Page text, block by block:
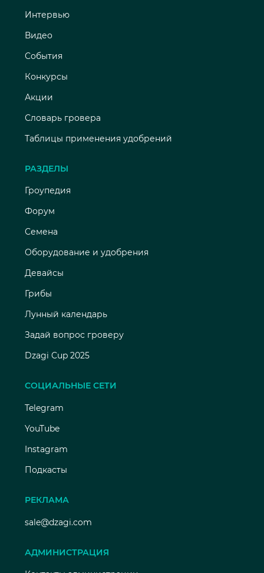
Интервью
Видео
События
Конкурсы
Акции
Словарь гровера
Таблицы применения удобрений
РАЗДЕЛЫ
Гроупедия
Форум
Семена
Оборудование и удобрения
Девайсы
Грибы
Лунный календарь
Задай вопрос гроверу
Dzagi Cup 2025
СОЦИАЛЬНЫЕ СЕТИ
Telegram
YouTube
Instagram
Подкасты
РЕКЛАМА
sale@dzagi.com
АДМИНИСТРАЦИЯ